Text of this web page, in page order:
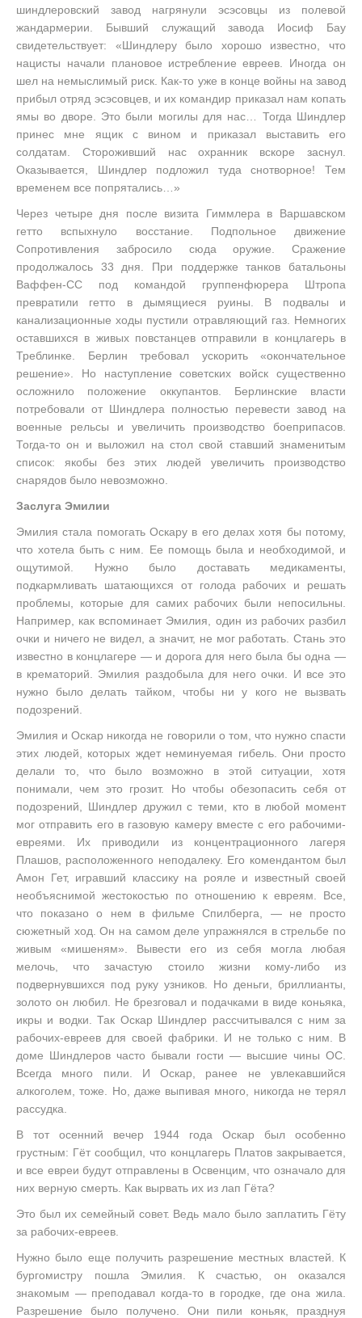
шиндлеровский завод нагрянули эсэсовцы из полевой
жандармерии. Бывший служащий завода Иосиф Бау
свидетельствует: «Шиндлеру было хорошо известно, что
нацисты начали плановое истребление евреев. Иногда он
шел на немыслимый риск. Как-то уже в конце войны на завод
прибыл отряд эсэсовцев, и их командир приказал нам копать
ямы во дворе. Это были могилы для нас… Тогда Шиндлер
принес мне ящик с вином и приказал выставить его
солдатам. Стороживший нас охранник вскоре заснул.
Оказывается, Шиндлер подложил туда снотворное! Тем
временем все попрятались…»
Через четыре дня после визита Гиммлера в Варшавском
гетто вспыхнуло восстание. Подпольное движение
Сопротивления забросило сюда оружие. Сражение
продолжалось 33 дня. При поддержке танков батальоны
Ваффен-СС под командой группенфюрера Штропа
превратили гетто в дымящиеся руины. В подвалы и
канализационные ходы пустили отравляющий газ. Немногих
оставшихся в живых повстанцев отправили в концлагерь в
Треблинке. Берлин требовал ускорить «окончательное
решение». Но наступление советских войск существенно
осложнило положение оккупантов. Берлинские власти
потребовали от Шиндлера полностью перевести завод на
военные рельсы и увеличить производство боеприпасов.
Тогда-то он и выложил на стол свой ставший знаменитым
список: якобы без этих людей увеличить производство
снарядов было невозможно.
Заслуга Эмилии
Эмилия стала помогать Оскару в его делах хотя бы потому,
что хотела быть с ним. Ее помощь была и необходимой, и
ощутимой. Нужно было доставать медикаменты,
подкармливать шатающихся от голода рабочих и решать
проблемы, которые для самих рабочих были непосильны.
Например, как вспоминает Эмилия, один из рабочих разбил
очки и ничего не видел, а значит, не мог работать. Стань это
известно в концлагере — и дорога для него была бы одна —
в крематорий. Эмилия раздобыла для него очки. И все это
нужно было делать тайком, чтобы ни у кого не вызвать
подозрений.
Эмилия и Оскар никогда не говорили о том, что нужно спасти
этих людей, которых ждет неминуемая гибель. Они просто
делали то, что было возможно в этой ситуации, хотя
понимали, чем это грозит. Но чтобы обезопасить себя от
подозрений, Шиндлер дружил с теми, кто в любой момент
мог отправить его в газовую камеру вместе с его рабочими-
евреями. Их приводили из концентрационного лагеря
Плашов, расположенного неподалеку. Его комендантом был
Амон Гет, игравший классику на рояле и известный своей
необъяснимой жестокостью по отношению к евреям. Все,
что показано о нем в фильме Спилберга, — не просто
сюжетный ход. Он на самом деле упражнялся в стрельбе по
живым «мишеням». Вывести его из себя могла любая
мелочь, что зачастую стоило жизни кому-либо из
подвернувшихся под руку узников. Но деньги, бриллианты,
золото он любил. Не брезговал и подачками в виде коньяка,
икры и водки. Так Оскар Шиндлер рассчитывался с ним за
рабочих-евреев для своей фабрики. И не только с ним. В
доме Шиндлеров часто бывали гости — высшие чины ОС.
Всегда много пили. И Оскар, ранее не увлекавшийся
алкоголем, тоже. Но, даже выпивая много, никогда не терял
рассудка.
В тот осенний вечер 1944 года Оскар был особенно
грустным: Гёт сообщил, что концлагерь Платов закрывается,
и все евреи будут отправлены в Освенцим, что означало для
них верную смерть. Как вырвать их из лап Гёта?
Это был их семейный совет. Ведь мало было заплатить Гёту
за рабочих-евреев.
Нужно было еще получить разрешение местных властей. К
бургомистру пошла Эмилия. К счастью, он оказался
знакомым — преподавал когда-то в городке, где она жила.
Разрешение было получено. Они пили коньяк, празднуя